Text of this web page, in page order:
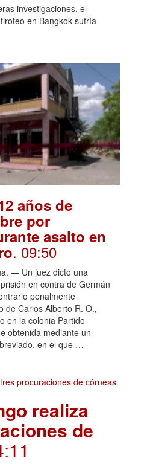
investigaciones, el
en Bangkok sufría
años de
por
asalto en
. 09:50
— Un juez dictó una
en contra de Germán
penalmente
de Carlos Alberto R. O.,
en la colonia Partido
obtenida mediante un
en el que …
realiza
de